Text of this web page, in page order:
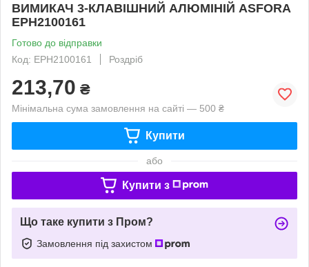
ВИМИКАЧ 3-КЛАВІШНИЙ АЛЮМІНІЙ ASFORA
EPH2100161
Готово до відправки
Код: EPH2100161
Роздріб
213,70 ₴
Мінімальна сума замовлення на сайті — 500 ₴
Купити
або
Купити з
Що таке купити з Пром?
Замовлення під захистом